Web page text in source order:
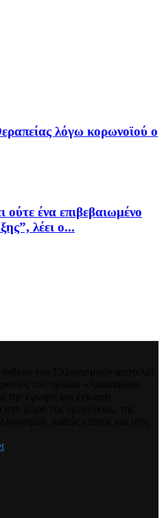
λόγω κορωνοϊού ο
ούτε ένα επιβεβαιωμένο
λέει ο...